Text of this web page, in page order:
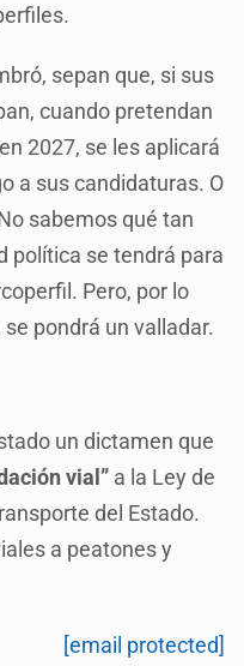
sepan que, si sus
cuando pretendan
2027, se les aplicará
a sus candidaturas. O
sabemos qué tan
política se tendrá para
Pero, por lo
pondrá un valladar.
un dictamen que
vial” a la Ley de
del Estado.
a peatones y
[email protected]